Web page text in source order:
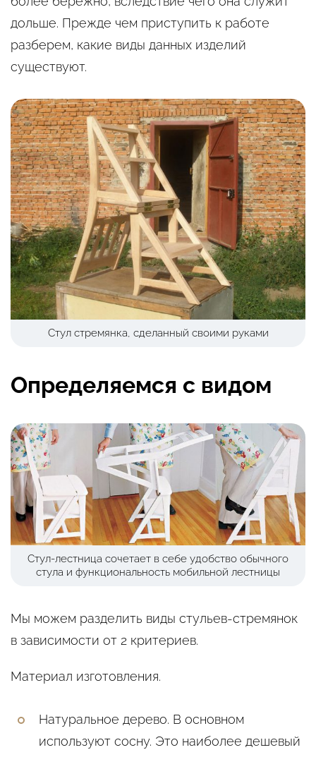
дольше. Прежде чем приступить к работе
разберем, какие виды данных изделий
существуют.
Стул стремянка, сделанный своими руками
Определяемся с видом
Стул-лестница сочетает в себе удобство обычного
стула и функциональность мобильной лестницы
Мы можем разделить виды стульев-стремянок
в зависимости от 2 критериев.
Материал изготовления.
Натуральное дерево. В основном
используют сосну. Это наиболее дешевый